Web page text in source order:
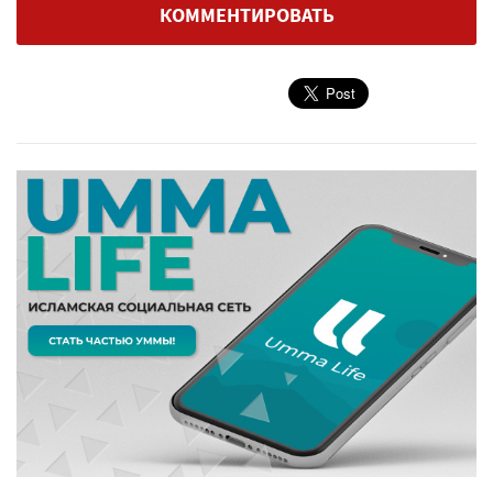
КОММЕНТИРОВАТЬ